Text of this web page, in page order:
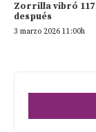
Zorrilla vibró 117
después
3 marzo 2026 11:00h